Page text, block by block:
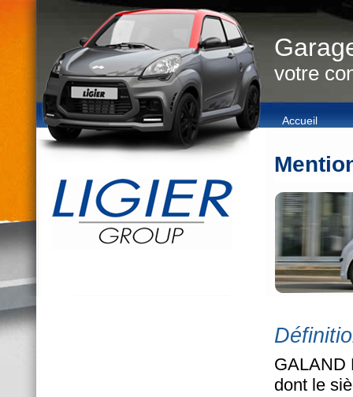
votre
Accueil
GALAND
dont le